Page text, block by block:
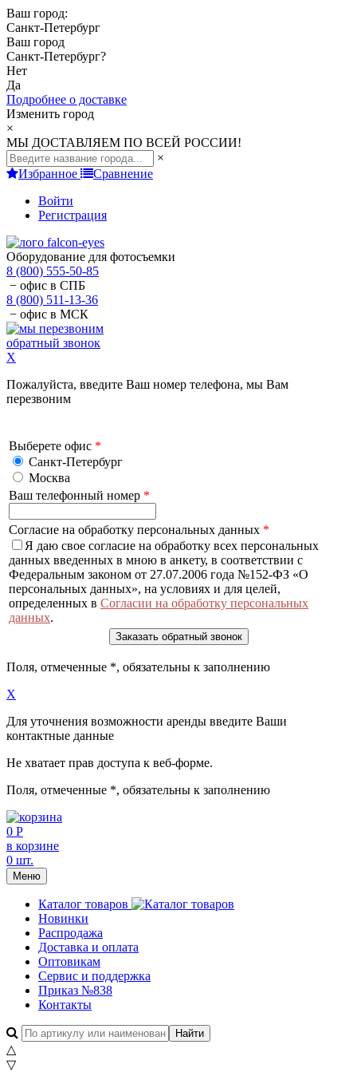
Ваш город:
Санкт-Петербург
Ваш город
Санкт-Петербург?
Нет
Да
Подробнее о доставке
Изменить город
×
МЫ ДОСТАВЛЯЕМ ПО ВСЕЙ РОССИИ!
×
Избранное
Сравнение
Войти
Регистрация
Оборудование для фотосъемки
8 (800) 555-50-85
− офис в СПБ
8 (800) 511-13-36
− офис в МСК
обратный звонок
X
Пожалуйста, введите Ваш номер телефона, мы Вам
перезвоним
Выберете офис *
Санкт-Петербург
Москва
Ваш телефонный номер *
Согласие на обработку персональных данных *
Я даю свое согласие на обработку всех персональных
данных введенных в мною в анкету, в соответствии с
Федеральным законом от 27.07.2006 года №152-ФЗ «О
персональных данных», на условиях и для целей,
определенных в Согласии на обработку персональных
данных.
Поля, отмеченные *, обязательны к заполнению
X
Для уточнения возможности аренды введите Ваши
контактные данные
Не хватает прав доступа к веб-форме.
Поля, отмеченные *, обязательны к заполнению
0 Р
в корзине
0 шт.
Меню
Каталог товаров
Новинки
Распродажа
Доставка и оплата
Оптовикам
Сервис и поддержка
Приказ №838
Контакты
△
▽